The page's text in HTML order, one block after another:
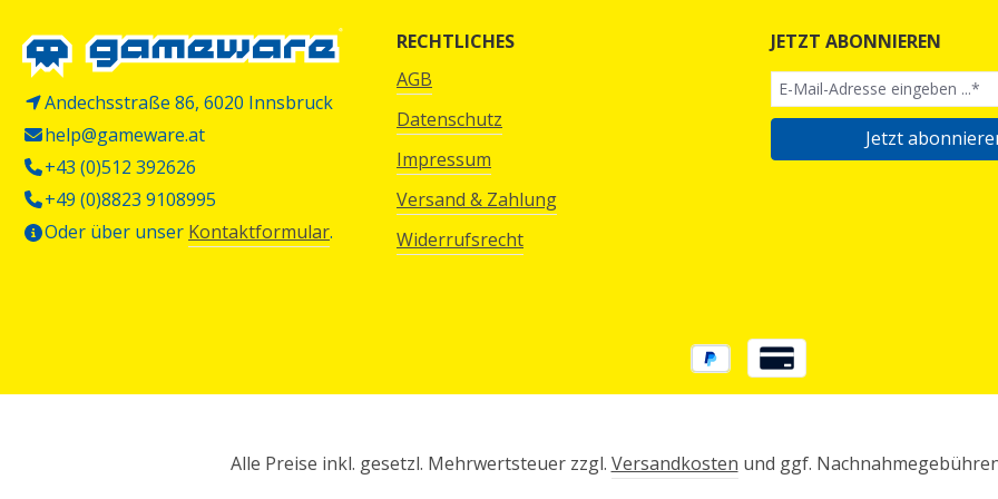
Andechsstraße 86, 6020 Innsbruck
help@gameware.at
+43 (0)512 392626
+49 (0)8823 9108995
Oder über unser Kontaktformular.
RECHTLICHES
AGB
Datenschutz
Impressum
Versand & Zahlung
Widerrufsrecht
JETZT ABONNIEREN
Jetzt
Alle Preise inkl. gesetzl. Mehrwertsteuer zzgl. Versandkosten und ggf.